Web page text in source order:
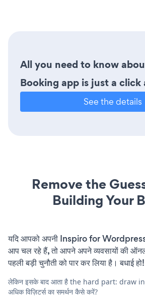
All you need to know
Booking app is just a click
See the details
Remove the
Building Your
यदि आपको अपनी Inspiro for Wordpress
आप चल रहे हैं, तो आपने अपने व्यवसायों की
पहली बड़ी चुनौती को पार कर लिया है। बधाई हो!
लेकिन इसके बाद आता है the hard part: draw
अधिक विज़िटर्स का समर्थन कैसे करें?